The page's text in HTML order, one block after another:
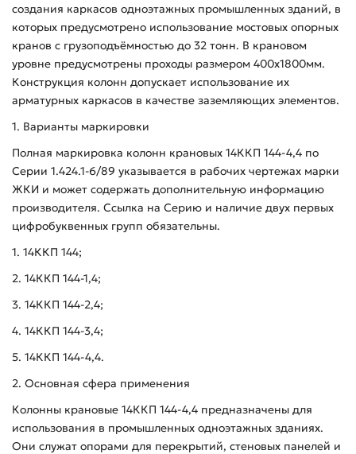
создания каркасов одноэтажных промышленных зданий, в
которых предусмотрено использование мостовых опорных
кранов с грузоподъёмностью до 32 тонн. В крановом
уровне предусмотрены проходы размером 400х1800мм.
Конструкция колонн допускает использование их
арматурных каркасов в качестве заземляющих элементов.
1. Варианты маркировки
Полная маркировка колонн крановых 14ККП 144-4,4 по
Серии 1.424.1-6/89 указывается в рабочих чертежах марки
ЖКИ и может содержать дополнительную информацию
производителя. Ссылка на Серию и наличие двух первых
цифробуквенных групп обязательны.
1. 14ККП 144;
2. 14ККП 144-1,4;
3. 14ККП 144-2,4;
4. 14ККП 144-3,4;
5. 14ККП 144-4,4.
2. Основная сфера применения
Колонны крановые 14ККП 144-4,4 предназначены для
использования в промышленных одноэтажных зданиях.
Они служат опорами для перекрытий, стеновых панелей и